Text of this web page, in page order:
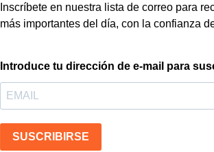
Inscríbete en nuestra lista de correo para
más importantes del día, con la confianza
Introduce tu dirección de e-mail para
SUSCRIBIRSE